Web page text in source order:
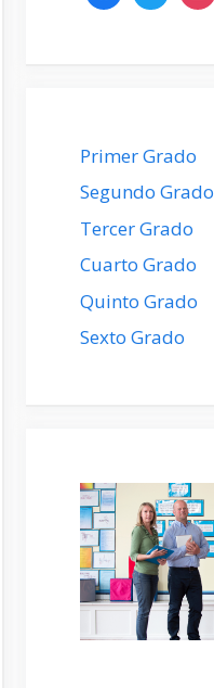
Primer Grado
Segundo Grado
Tercer Grado
Cuarto Grado
Quinto Grado
Sexto Grado